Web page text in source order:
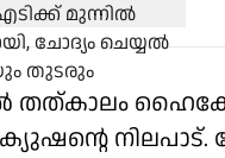
തത്കാലം
നിലപാട്.